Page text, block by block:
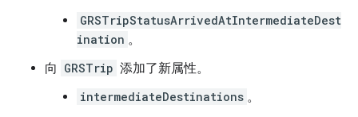
GRSTripStatusArrivedAtIntermediateDest
ination 。
向 GRSTrip 添加了新属性。
intermediateDestinations 。